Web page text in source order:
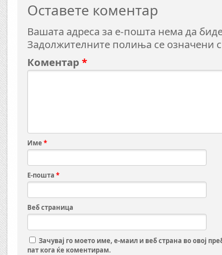
Оставете коментар
Вашата адреса за е-пошта нема да
Задолжителните полиња се означени
Коментар *
Име *
Е-пошта *
Веб страница
Зачувај го моето име, е-маил и веб страна во овој
пат кога ќе коментирам.